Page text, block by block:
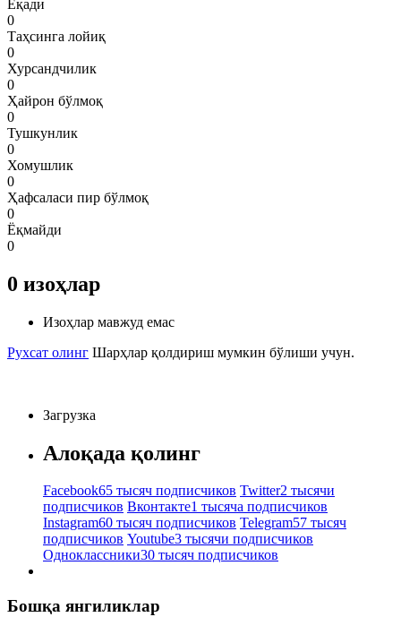
Ёқади
0
Таҳсинга лойиқ
0
Хурсандчилик
0
Ҳайрон бўлмоқ
0
Тушкунлик
0
Хомушлик
0
Ҳафсаласи пир бўлмоқ
0
Ёқмайди
0
0 изоҳлар
Изоҳлар мавжуд емас
Рухсат олинг Шарҳлар қолдириш мумкин бўлиши учун.
Загрузка
Алоқада қолинг
Facebook65 тысяч подписчиков Twitter2 тысячи
подписчиков Вконтакте1 тысяча подписчиков
Instagram60 тысяч подписчиков Telegram57 тысяч
подписчиков Youtube3 тысячи подписчиков
Одноклассники30 тысяч подписчиков
Бошқа янгиликлар